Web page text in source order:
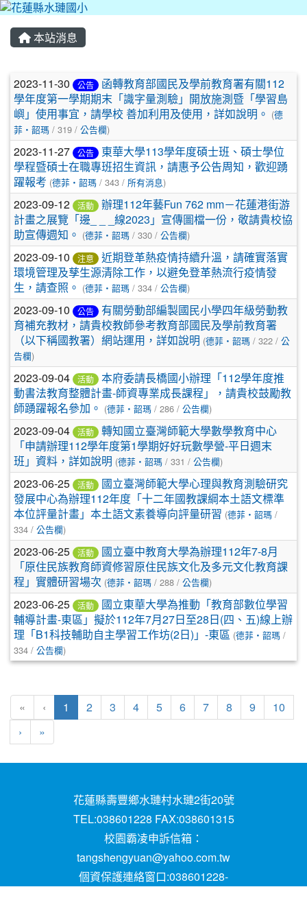
本站消息
文章列表
2023-11-30 公告
函轉教育部國民及學前教育署有關112
學年度第一學期期末「識字量測驗」開放施測暨「學習島
嶼」使用事宜，請學校 善加利用及使用，詳如說明。 (德
菲‧韶瑪 / 319 / 公告欄)
2023-11-27 公告
東華大學113學年度碩士班、碩士學位
學程暨碩士在職專班招生資訊，請惠予公告周知，歡迎踴
躍報考 (德菲‧韶瑪 / 343 / 所有消息)
2023-09-12 活動
辦理112年藝Fun 762 mm－花蓮港街游
計畫之展覽「邊_ _ _線2023」宣傳圖檔一份，敬請貴校協
助宣傳週知。 (德菲‧韶瑪 / 330 / 公告欄)
2023-09-10 注意
近期登革熱疫情持續升溫，請確實落實
環境管理及孳生源清除工作，以避免登革熱流行疫情發
生，請查照。 (德菲‧韶瑪 / 334 / 公告欄)
2023-09-10 公告
有關勞動部編製國民小學四年級勞動教
育補充教材，請貴校教師參考教育部國民及學前教育署
（以下稱國教署）網站運用，詳如說明 (德菲‧韶瑪 / 322 / 公
告欄)
2023-09-04 活動
本府委請長橋國小辦理「112學年度推
動書法教育整體計畫-師資專業成長課程」，請貴校鼓勵教
師踴躍報名參加。 (德菲‧韶瑪 / 286 / 公告欄)
2023-09-04 活動
轉知國立臺灣師範大學數學教育中心
「申請辦理112學年度第1學期好好玩數學營-平日週末
班」資料，詳如說明 (德菲‧韶瑪 / 331 / 公告欄)
2023-06-25 活動
國立臺灣師範大學心理與教育測驗研究
發展中心為辦理112年度「十二年國教課綱本土語文標準
本位評量計畫」本土語文素養導向評量研習 (德菲‧韶瑪 /
334 / 公告欄)
2023-06-25 活動
國立臺中教育大學為辦理112年7-8月
「原住民族教育師資修習原住民族文化及多元文化教育課
程」實體研習場次 (德菲‧韶瑪 / 288 / 公告欄)
2023-06-25 活動
國立東華大學為推動「教育部數位學習
輔導計畫-東區」擬於112年7月27日至28日(四、五)線上辦
理「B1科技輔助自主學習工作坊(2日)」-東區 (德菲‧韶瑪 /
334 / 公告欄)
« ‹ 1 (目前頁次)
2 3 4 5 6 7 8 9
10
› 下一頁
»
花蓮縣壽豐鄉水璉村水璉2街20號
TEL:038601228 FAX:038601315
校園霸凌申訴信箱：
tangshengyuan@yahoo.com.tw
個資保護連絡窗口:038601228-